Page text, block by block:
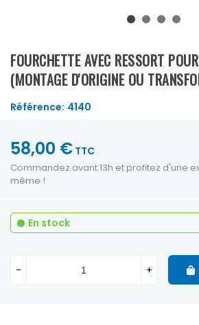
FOURCHETTE AVEC RESSORT
(MONTAGE D'ORIGINE OU
Référence: 4140
58,00 € TTC
Commandez avant 13h et profitez d'une
même !
En stock
- +